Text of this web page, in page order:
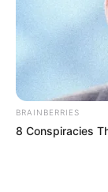
ACTIVAR
TEMAS
BRAINBERRIES
8 Conspiracies